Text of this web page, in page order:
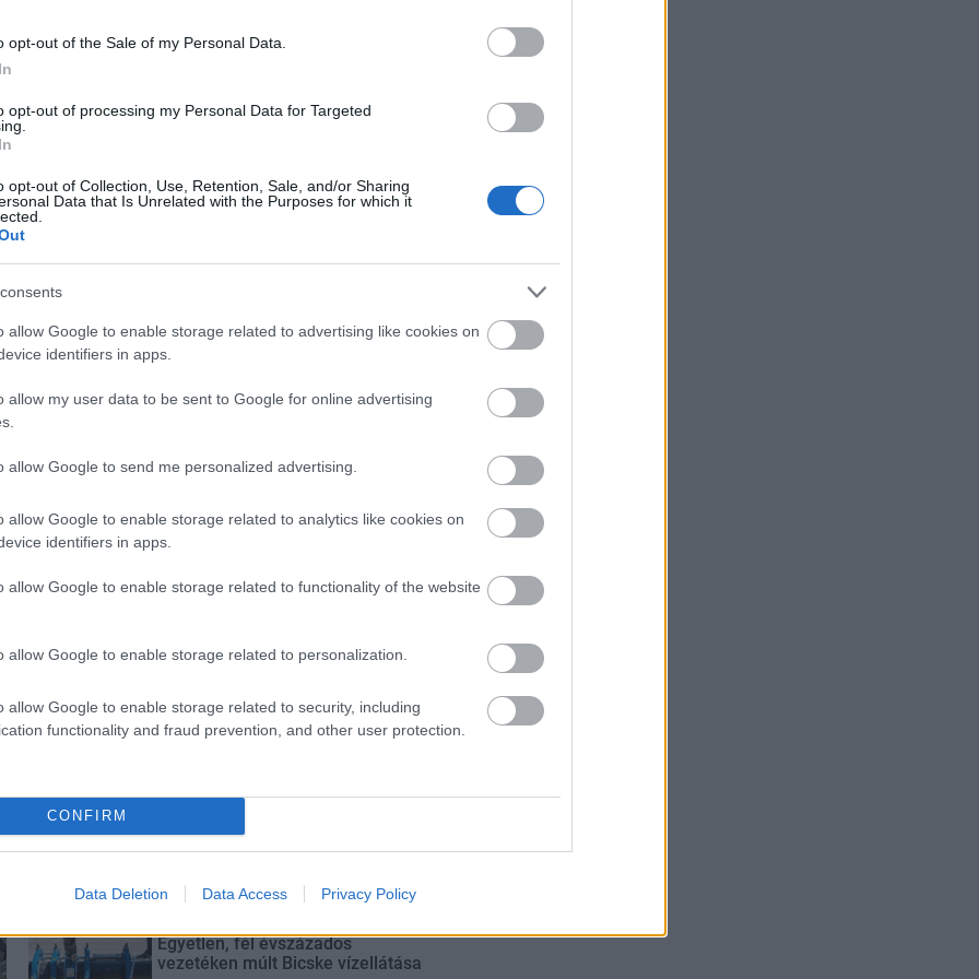
opt-out of the Sale of my Personal Data.
opt-out of processing my Personal Data for Targeted
opt-out of Collection, Use, Retention, Sale, and/or Sharing
Data that Is Unrelated with the Purposes for which it
allow Google to enable storage related to advertising like cookies on
identifiers in apps.
allow my user data to be sent to Google for online advertising
allow Google to send me personalized advertising.
allow Google to enable storage related to analytics like cookies on
identifiers in apps.
allow Google to enable storage related to functionality of the website
allow Google to enable storage related to personalization.
allow Google to enable storage related to security, including
functionality and fraud prevention, and other user protection.
CONFIRM
Data Deletion Data Access Privacy Policy
a közzétételről a második felszólításra sem
az adóhatóság.
szankciókat. A hivatal ugyanis 65 ezer olyan
amelyek tavaly a határidőt túllépve, késve
a héten már mind megkapták az erről szóló
titkai
A lakosságra is fontos szerep
elkerülésében
Elkészült a Liszt Ferenc repülőtér
Egyetlen, fél évszázados
vezetéken múlt Bicske vízellátása